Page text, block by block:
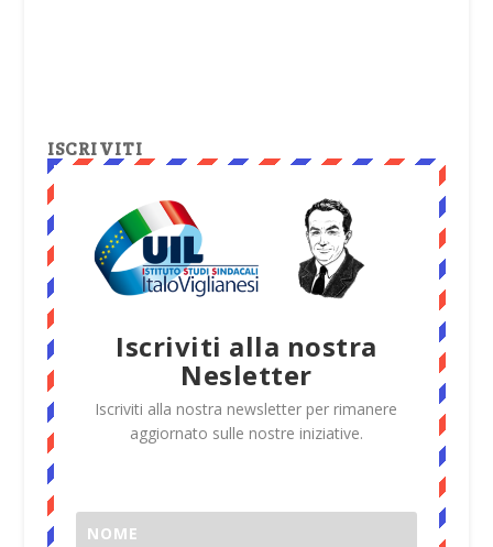
ISCRIVITI
Iscriviti alla nostra
Nesletter
Iscriviti alla nostra newsletter per rimanere
aggiornato sulle nostre iniziative.